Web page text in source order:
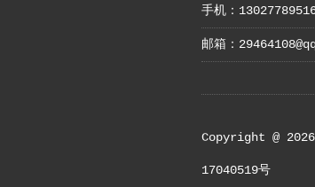
手机：
邮箱：
Copyright @
17040519号